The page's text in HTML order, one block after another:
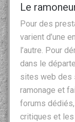
Le
Pour des
varient d’une
l’autre. Pour
dans le
sites web des
ramonage et
forums
critiques et